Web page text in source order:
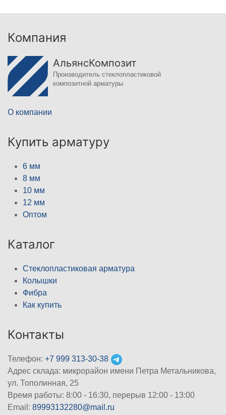
Компания
АльянсКомпозит
Производитель стеклопластиковой
композитной арматуры
О компании
Купить арматуру
6 мм
8 мм
10 мм
12 мм
Оптом
Каталог
Стеклопластиковая арматура
Колышки
Фибра
Как купить
Контакты
Телефон: +7 999 313-30-38
Адрес склада: микрорайон имени Петра Метальникова,
ул. Тополинная, 25
Время работы: 8:00 - 16:30, перерыв 12:00 - 13:00
Email: 89993132280@mail.ru